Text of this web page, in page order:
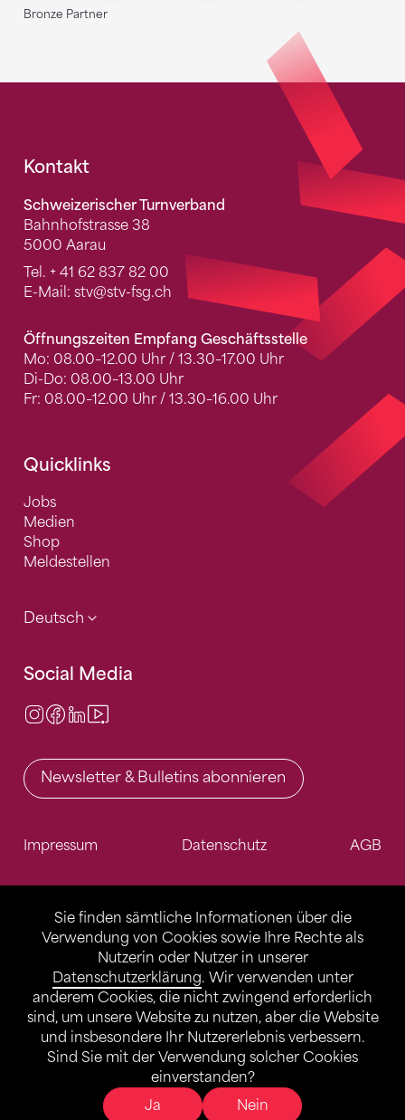
Sie finden sämtliche Informationen über die
Verwendung von Cookies sowie Ihre Rechte als
Nutzerin oder Nutzer in unserer
Datenschutzerklärung. Wir verwenden unter
anderem Cookies, die nicht zwingend erforderlich
sind, um unsere Website zu nutzen, aber die Website
und insbesondere Ihr Nutzererlebnis verbessern.
Sind Sie mit der Verwendung solcher Cookies
einverstanden?
Ja
Nein
Bronze Partner
Fusszeile
Kontakt
Schweizerischer Turnverband
Bahnhofstrasse 38
5000 Aarau
Tel. + 41 62 837 82 00
E-Mail: stv@stv-fsg.ch
Öffnungszeiten Empfang Geschäftsstelle
Mo: 08.00–12.00 Uhr / 13.30–17.00 Uhr
Di-Do: 08.00–13.00 Uhr
Fr: 08.00–12.00 Uhr / 13.30–16.00 Uhr
Quicklinks
Jobs
Medien
Shop
Meldestellen
Deutsch
Social Media
Instagram
Facebook
LinkedIn
Newsletter & Bulletins abonnieren
Impressum Datenschutz AGB